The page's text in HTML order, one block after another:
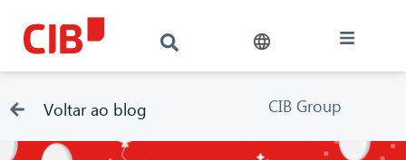
Voltar ao blog CIB Group